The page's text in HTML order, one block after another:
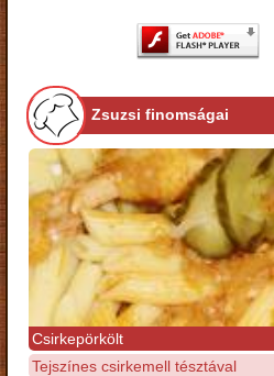
Zsuzsi finomságai
Csirkepörkölt
Tejszínes csirkemell tésztával